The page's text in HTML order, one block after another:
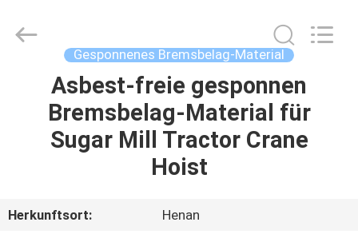
HAUS
PRODUKTE
UNS
Gesponnenes Bremsbelag-Material
Asbest-freie gesponnen
Bremsbelag-Material für
Sugar Mill Tractor Crane
Hoist
Herkunftsort:
Henan